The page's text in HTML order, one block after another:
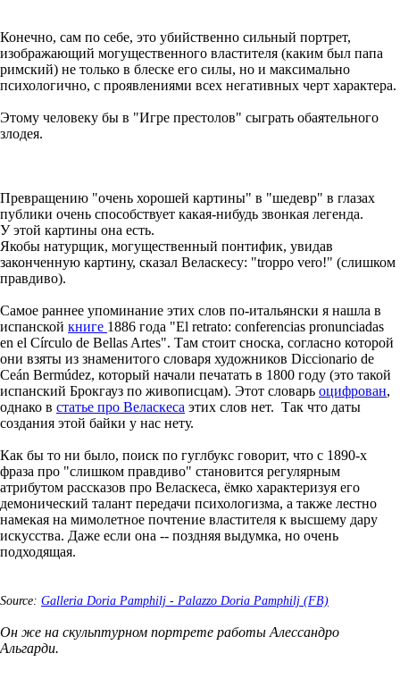
Конечно, сам по себе, это убийственно сильный портрет,
изображающий могущественного властителя (каким был папа
римский) не только в блеске его силы, но и максимально
психологично, с проявлениями всех негативных черт характера.
Этому человеку бы в "Игре престолов" сыграть обаятельного
злодея.
Превращению "очень хорошей картины" в "шедевр" в глазах
публики очень способствует какая-нибудь звонкая легенда.
У этой картины она есть.
Якобы натурщик, могущественный понтифик, увидав
законченную картину, сказал Веласкесу: "troppo vero!" (слишком
правдиво).
Самое раннее упоминание этих слов по-итальянски я нашла в
испанской книге 1886 года "El retrato: conferencias pronunciadas
en el Círculo de Bellas Artes". Там стоит сноска, согласно которой
они взяты из знаменитого словаря художников Diccionario de
Ceán Bermúdez, который начали печатать в 1800 году (это такой
испанский Брокгауз по живописцам). Этот словарь оцифрован,
однако в статье про Веласкеса этих слов нет. Так что даты
создания этой байки у нас нету.
Как бы то ни было, поиск по гуглбукс говорит, что с 1890-х
фраза про "слишком правдиво" становится регулярным
атрибутом рассказов про Веласкеса, ёмко характеризуя его
демонический талант передачи психологизма, а также лестно
намекая на мимолетное почтение властителя к высшему дару
искусства. Даже если она -- поздняя выдумка, но очень
подходящая.
Source: Galleria Doria Pamphilj - Palazzo Doria Pamphilj (FB)
Он же на скульптурном портрете работы Алессандро
Альгарди.